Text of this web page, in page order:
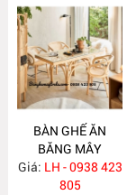
BÀN GHẾ ĂN
BĂNG MÂY
MA783
Giá: LH - 0938 423
805